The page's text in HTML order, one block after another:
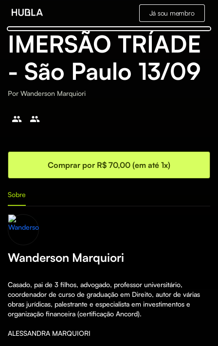
Já sou membro
IMERSÃO TRÍADE
- São Paulo 13/09
Por Wanderson Marquiori
Comprar por R$ 70,00 (em até 1x)
Sobre
Wanderson Marquiori
Casado, pai de 3 filhos, advogado, professor universitário,
coordenador de curso de graduação em Direito, autor de várias
obras jurídicas, palestrante e especialista em investimentos e
organização financeira (certificação Ancord).
ALESSANDRA MARQUIORI